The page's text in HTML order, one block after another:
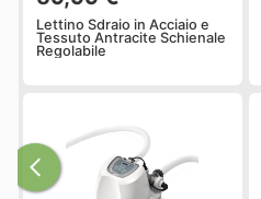
Lettino Sdraio in Acciaio e
Tessuto Antracite Schienale
Regolabile